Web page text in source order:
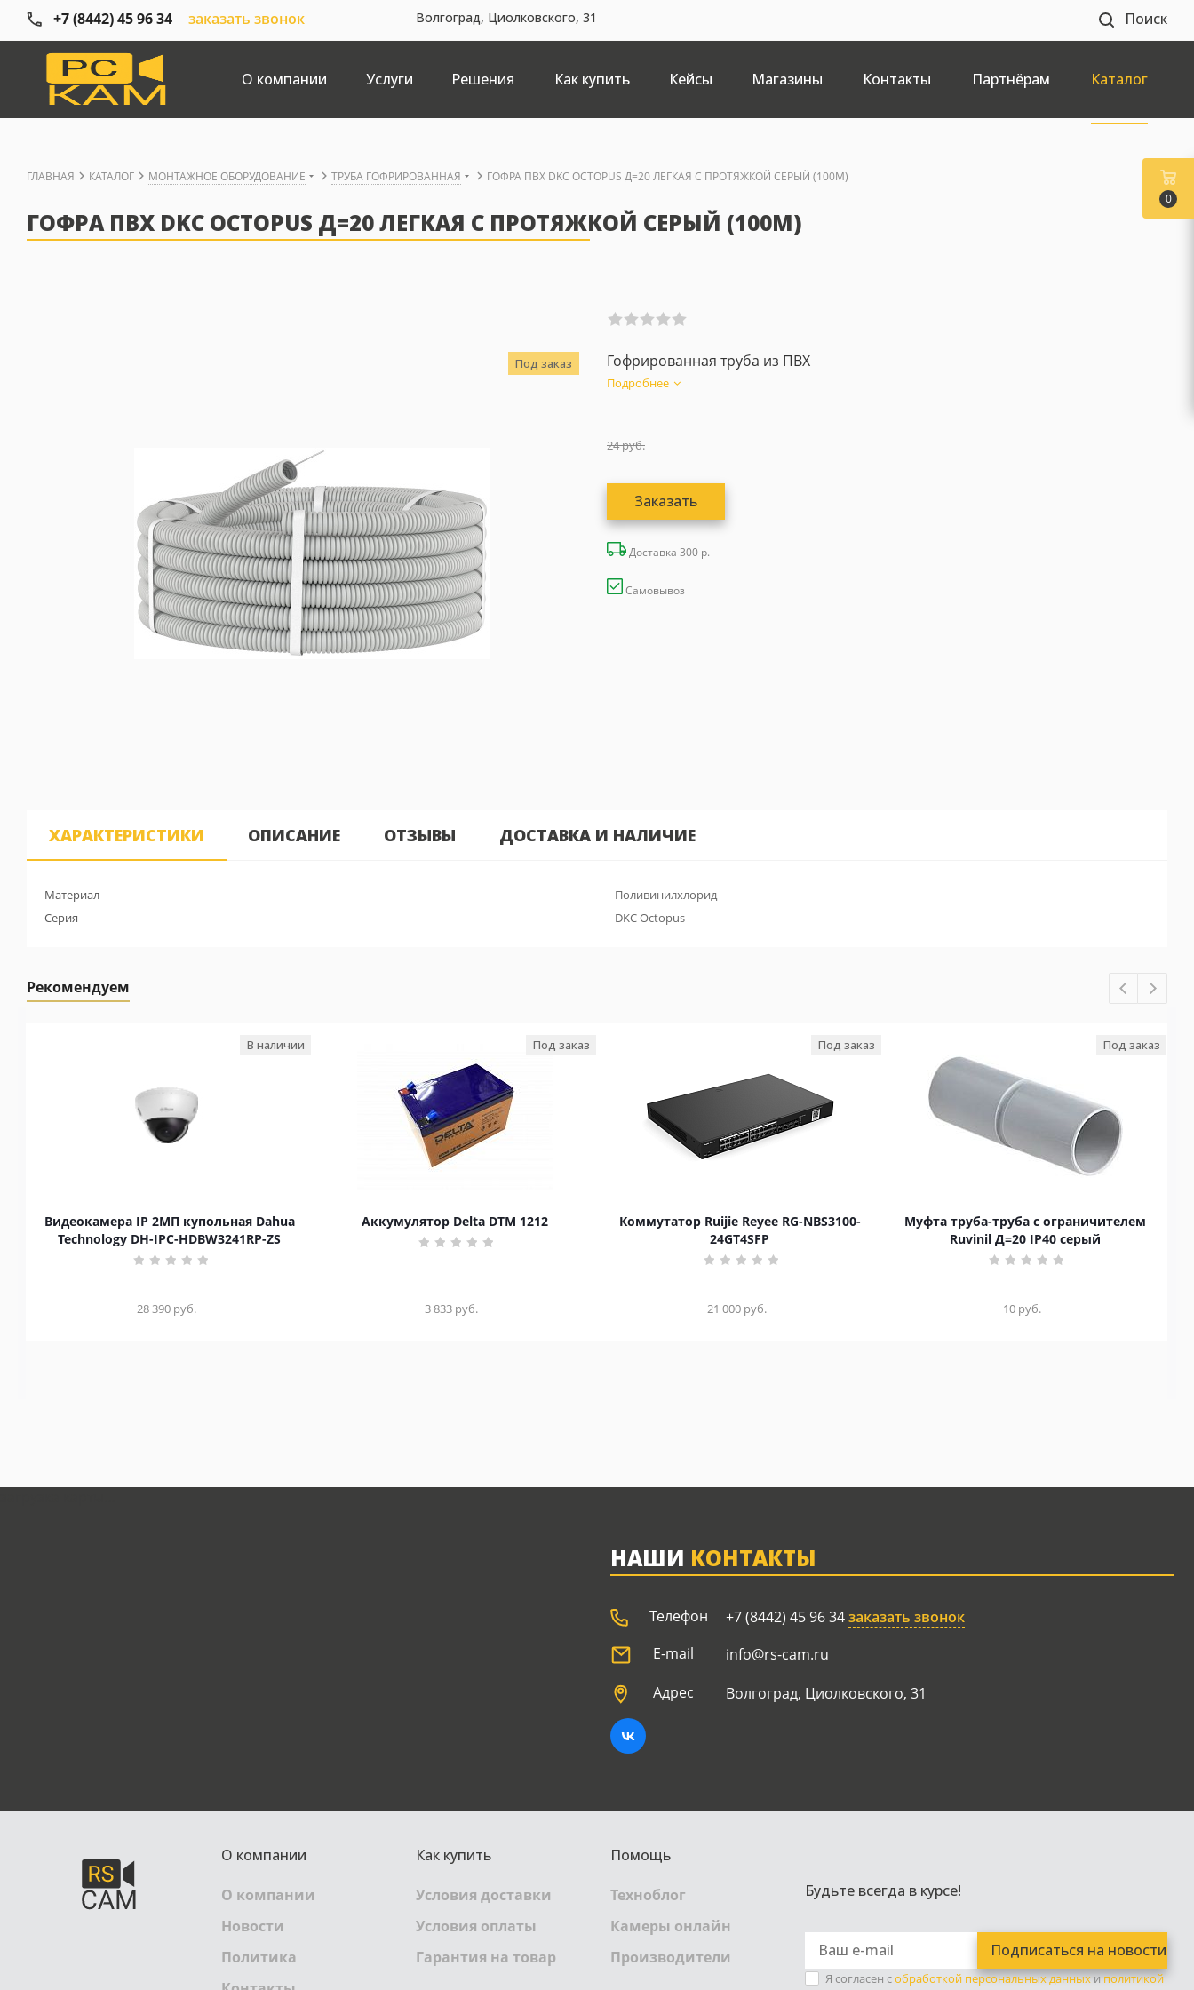
+7 (8442) 45 96 34 заказать звонок Волгоград, Циолковского, 31 Поиск
О компании Услуги Решения Как купить Кейсы Магазины Контакты Партнёрам Каталог
ГЛАВНАЯ КАТАЛОГ МОНТАЖНОЕ ОБОРУДОВАНИЕ ТРУБА ГОФРИРОВАННАЯ ГОФРА ПВХ DKC OCTOPUS Д=20 ЛЕГКАЯ С ПРОТЯЖКОЙ СЕРЫЙ (100М)
ГОФРА ПВХ DKC OCTOPUS Д=20 ЛЕГКАЯ С ПРОТЯЖКОЙ СЕРЫЙ (100М)
Под заказ Гофрированная труба из ПВХ
Подробнее
24руб.
Заказать
Доставка 300 р.
Самовывоз
ХАРАКТЕРИСТИКИ ОПИСАНИЕ ОТЗЫВЫ ДОСТАВКА И НАЛИЧИЕ
Материал
Поливинилхлорид
Серия
DKC Octopus
Рекомендуем
Видеокамера IP 2МП купольная Dahua
Technology DH-IPC-HDBW3241RP-ZS
В наличии
28 390руб.
Аккумулятор Delta DTM 1212
Под заказ
3 833руб.
Коммутатор Ruijie Reyee RG-NBS3100-
24GT4SFP
Под заказ
21 000руб.
Муфта труба-труба с ограничителем
Ruvinil Д=20 IP40 серый
Под заказ
10руб.
НАШИ КОНТАКТЫ
Телефон +7 (8442) 45 96 34заказать звонок
E-mail
info@rs-cam.ru
Адрес
Волгоград, Циолковского, 31
О компании
О компании
Новости
Политика
Как купить
Условия доставки
Условия оплаты
Гарантия на товар
Помощь
Техноблог
Камеры онлайн
Производители
Будьте всегда в курсе!
Я согласен собработкой персональных данныхиполитикой
0